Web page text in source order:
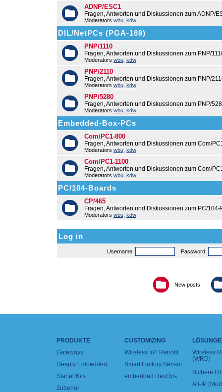
ADNP/ESC1
Fragen, Antworten und Diskussionen zum ADNP/
Moderators wbu kdw
DIL/NetPCs (PGA-169)
PNP/1110
Fragen, Antworten und Diskussionen zum PNP/
Moderators wbu kdw
PNP/2110
Fragen, Antworten und Diskussionen zum PNP/
Moderators wbu kdw
PNP/5280
Fragen, Antworten und Diskussionen zum PNP/
Moderators wbu kdw
Embedded-Box-PCs
Com/PC1-800
Fragen, Antworten und Diskussionen zum Com/
Moderators wbu kdw
Com/PC1-1100
Fragen, Antworten und Diskussionen zum Com/
Moderators wbu kdw
PC/104-Boards
CP/465
Fragen, Antworten und Diskussionen zum PC/
Moderators wbu kdw
Log in
Username: Password:
New posts
PRODUKTE
Gateways
Deeply Embedded
Starter Kits
Zubehör
CUSTOMIZING
Wireless IoT Retrofit
Smart Factory Sensor
embedded DevOps
Wireless
(WRD)
Sichere
All-IP